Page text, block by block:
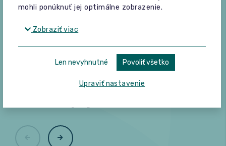
K tomuto produktu zákazníci
mohli ponúknuť jej optimálne zobrazenie.
Zobraziť viac
Len nevyhnutné Povoliť všetko
Upraviť nastavenie